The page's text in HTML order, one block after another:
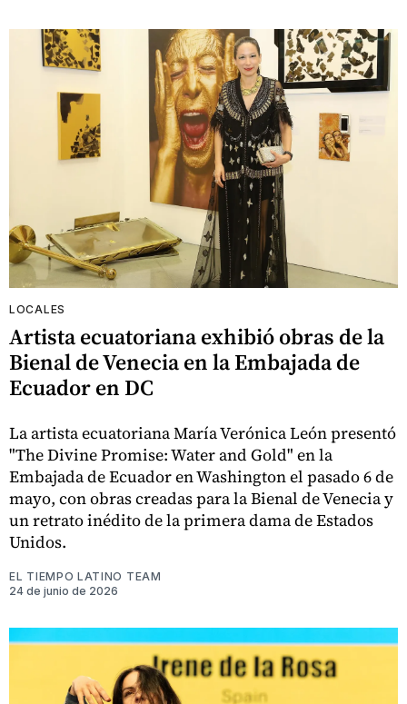
LOCALES
Artista ecuatoriana exhibió obras de la
Bienal de Venecia en la Embajada de
Ecuador en DC
La artista ecuatoriana María Verónica León presentó
"The Divine Promise: Water and Gold" en la
Embajada de Ecuador en Washington el pasado 6 de
mayo, con obras creadas para la Bienal de Venecia y
un retrato inédito de la primera dama de Estados
Unidos.
EL TIEMPO LATINO TEAM
24 de junio de 2026